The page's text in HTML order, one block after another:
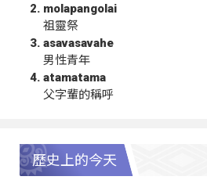
molapangolai
祖靈祭
asavasavahe
男性青年
atamatama
父字輩的稱呼
歷史上的今天